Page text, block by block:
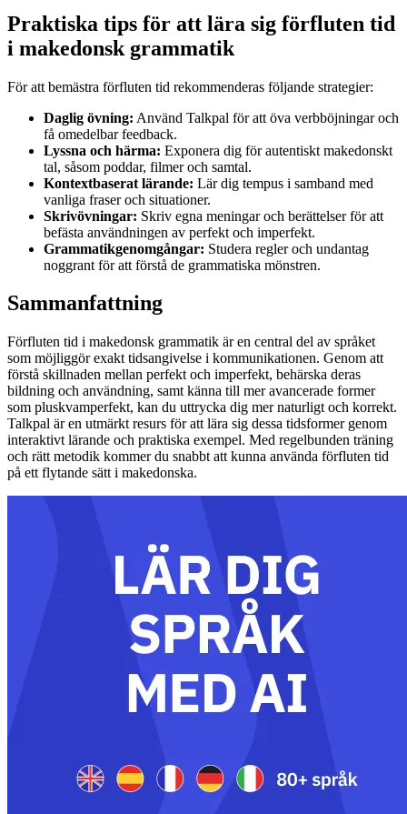
Praktiska tips för att lära sig förfluten tid
i makedonsk grammatik
För att bemästra förfluten tid rekommenderas följande strategier:
Daglig övning: Använd Talkpal för att öva verbböjningar och
få omedelbar feedback.
Lyssna och härma: Exponera dig för autentiskt makedonskt
tal, såsom poddar, filmer och samtal.
Kontextbaserat lärande: Lär dig tempus i samband med
vanliga fraser och situationer.
Skrivövningar: Skriv egna meningar och berättelser för att
befästa användningen av perfekt och imperfekt.
Grammatikgenomgångar: Studera regler och undantag
noggrant för att förstå de grammatiska mönstren.
Sammanfattning
Förfluten tid i makedonsk grammatik är en central del av språket
som möjliggör exakt tidsangivelse i kommunikationen. Genom att
förstå skillnaden mellan perfekt och imperfekt, behärska deras
bildning och användning, samt känna till mer avancerade former
som pluskvamperfekt, kan du uttrycka dig mer naturligt och korrekt.
Talkpal är en utmärkt resurs för att lära sig dessa tidsformer genom
interaktivt lärande och praktiska exempel. Med regelbunden träning
och rätt metodik kommer du snabbt att kunna använda förfluten tid
på ett flytande sätt i makedonska.